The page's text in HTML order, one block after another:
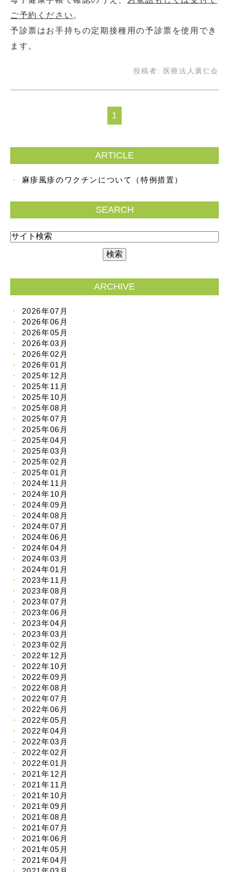
ご予約ください。
予診票はお手持ちの定期接種用の予診票を使用でき
ます。
投稿者: 医療法人廣仁会
1
ARTICLE
麻疹風疹のワクチンについて（特例措置）
SEARCH
ARCHIVE
2026年07月
2026年06月
2026年05月
2026年03月
2026年02月
2026年01月
2025年12月
2025年11月
2025年10月
2025年08月
2025年07月
2025年06月
2025年04月
2025年03月
2025年02月
2025年01月
2024年11月
2024年10月
2024年09月
2024年08月
2024年07月
2024年06月
2024年04月
2024年03月
2024年01月
2023年11月
2023年08月
2023年07月
2023年06月
2023年04月
2023年03月
2023年02月
2022年12月
2022年10月
2022年09月
2022年08月
2022年07月
2022年06月
2022年05月
2022年04月
2022年03月
2022年02月
2022年01月
2021年12月
2021年11月
2021年10月
2021年09月
2021年08月
2021年07月
2021年06月
2021年05月
2021年04月